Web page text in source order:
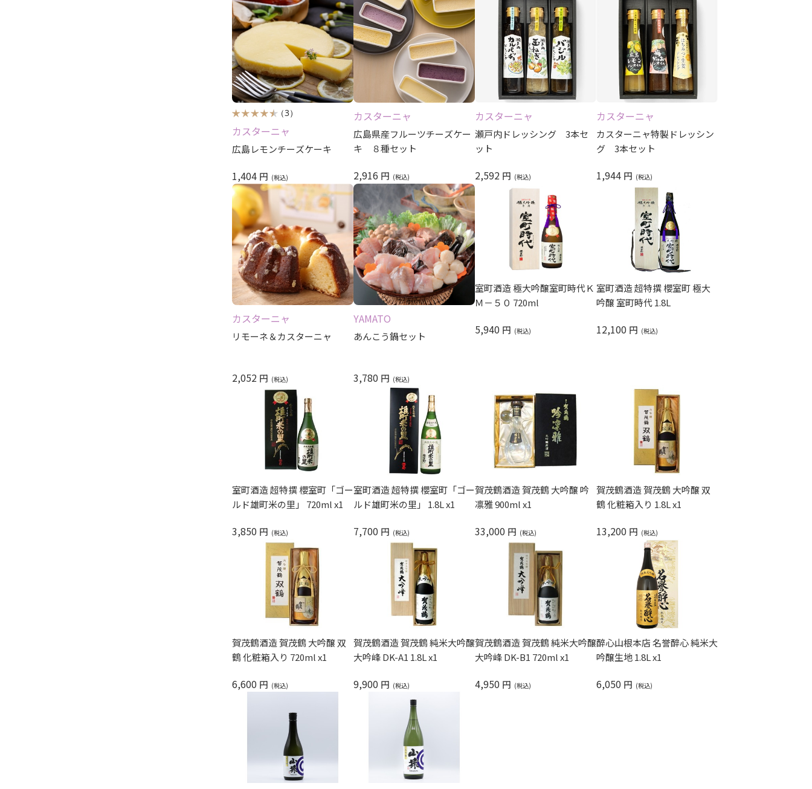
（3）
カスターニャ
広島レモンチーズケーキ
1,404 円
カスターニャ
広島県産フルーツチーズケー
キ ８種セット
2,916 円
カスターニャ
瀬戸内ドレッシング 3本セ
ット
2,592 円
カスターニャ
カスターニャ特製ドレッシン
グ 3本セット
1,944 円
カスターニャ
リモーネ＆カスターニャ
2,052 円
YAMATO
あんこう鍋セット
3,780 円
室町酒造 極大吟醸室町時代Ｋ
Ｍ－５０ 720ml
5,940 円
室町酒造 超特撰 櫻室町 極大
吟醸 室町時代 1.8L
12,100 円
室町酒造 超特撰 櫻室町「ゴー
ルド雄町米の里」 720ml x1
3,850 円
室町酒造 超特撰 櫻室町「ゴー
ルド雄町米の里」 1.8L x1
7,700 円
賀茂鶴酒造 賀茂鶴 大吟醸 吟
凛雅 900ml x1
33,000 円
賀茂鶴酒造 賀茂鶴 大吟醸 双
鶴 化粧箱入り 1.8L x1
13,200 円
賀茂鶴酒造 賀茂鶴 大吟醸 双
鶴 化粧箱入り 720ml x1
6,600 円
賀茂鶴酒造 賀茂鶴 純米大吟醸
大吟峰 DK-A1 1.8L x1
9,900 円
賀茂鶴酒造 賀茂鶴 純米大吟醸
大吟峰 DK-B1 720ml x1
4,950 円
醉心山根本店 名誉醉心 純米大
吟醸生地 1.8L x1
6,050 円